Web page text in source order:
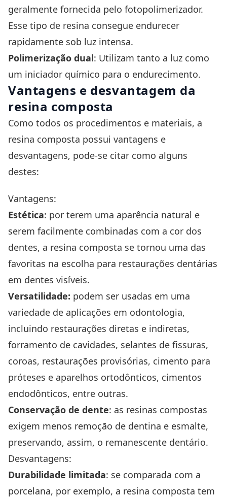
geralmente fornecida pelo fotopolimerizador.
Esse tipo de resina consegue endurecer
rapidamente sob luz intensa.
Polimerização dual: Utilizam tanto a luz como
um iniciador químico para o endurecimento.
Vantagens e desvantagem da
resina composta
Como todos os procedimentos e materiais, a
resina composta possui vantagens e
desvantagens, pode-se citar como alguns
destes:
Vantagens:
Estética: por terem uma aparência natural e
serem facilmente combinadas com a cor dos
dentes, a resina composta se tornou uma das
favoritas na escolha para restaurações dentárias
em dentes visíveis.
Versatilidade: podem ser usadas em uma
variedade de aplicações em odontologia,
incluindo restaurações diretas e indiretas,
forramento de cavidades, selantes de fissuras,
coroas, restaurações provisórias, cimento para
próteses e aparelhos ortodônticos, cimentos
endodônticos, entre outras.
Conservação de dente: as resinas compostas
exigem menos remoção de dentina e esmalte,
preservando, assim, o remanescente dentário.
Desvantagens:
Durabilidade limitada: se comparada com a
porcelana, por exemplo, a resina composta tem